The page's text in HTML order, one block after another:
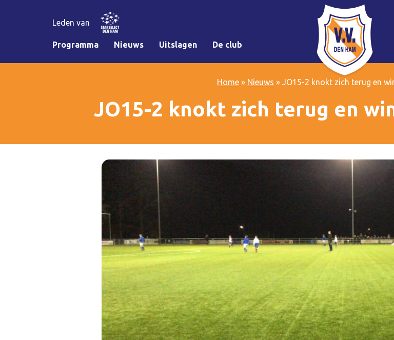
Leden van
Programma Nieuws Uitslagen De club
Home » Nieuws » JO15-2 knokt zich terug en
JO15-2 knokt zich terug en